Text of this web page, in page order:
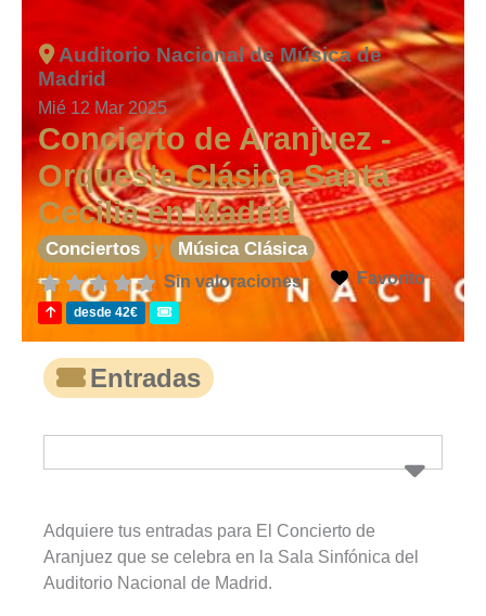
Auditorio Nacional de Música de
Madrid
Mié 12 Mar 2025
Concierto de Aranjuez -
Orquesta Clásica Santa
Cecilia en Madrid
Conciertos y Música Clásica
Sin valoraciones Favorito
desde 42€
Entradas
Adquiere tus entradas para El Concierto de
Aranjuez que se celebra en la Sala Sinfónica del
Auditorio Nacional de Madrid.